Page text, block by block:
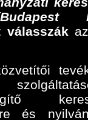
válasszák
és